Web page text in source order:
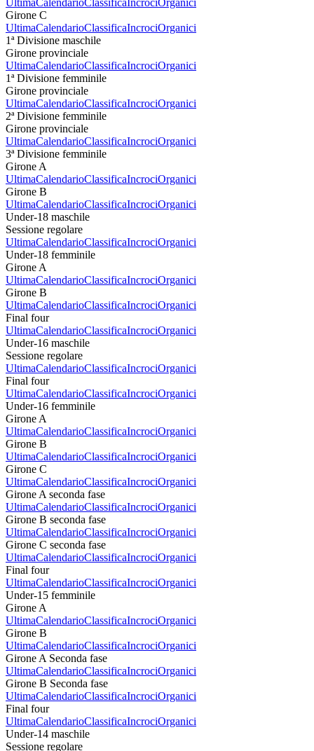
Girone C
UltimaCalendarioClassificaIncrociOrganici
1ª Divisione maschile
Girone provinciale
UltimaCalendarioClassificaIncrociOrganici
1ª Divisione femminile
Girone provinciale
UltimaCalendarioClassificaIncrociOrganici
2ª Divisione femminile
Girone provinciale
UltimaCalendarioClassificaIncrociOrganici
3ª Divisione femminile
Girone A
UltimaCalendarioClassificaIncrociOrganici
Girone B
UltimaCalendarioClassificaIncrociOrganici
Under-18 maschile
Sessione regolare
UltimaCalendarioClassificaIncrociOrganici
Under-18 femminile
Girone A
UltimaCalendarioClassificaIncrociOrganici
Girone B
UltimaCalendarioClassificaIncrociOrganici
Final four
UltimaCalendarioClassificaIncrociOrganici
Under-16 maschile
Sessione regolare
UltimaCalendarioClassificaIncrociOrganici
Final four
UltimaCalendarioClassificaIncrociOrganici
Under-16 femminile
Girone A
UltimaCalendarioClassificaIncrociOrganici
Girone B
UltimaCalendarioClassificaIncrociOrganici
Girone C
UltimaCalendarioClassificaIncrociOrganici
Girone A seconda fase
UltimaCalendarioClassificaIncrociOrganici
Girone B seconda fase
UltimaCalendarioClassificaIncrociOrganici
Girone C seconda fase
UltimaCalendarioClassificaIncrociOrganici
Final four
UltimaCalendarioClassificaIncrociOrganici
Under-15 femminile
Girone A
UltimaCalendarioClassificaIncrociOrganici
Girone B
UltimaCalendarioClassificaIncrociOrganici
Girone A Seconda fase
UltimaCalendarioClassificaIncrociOrganici
Girone B Seconda fase
UltimaCalendarioClassificaIncrociOrganici
Final four
UltimaCalendarioClassificaIncrociOrganici
Under-14 maschile
Sessione regolare